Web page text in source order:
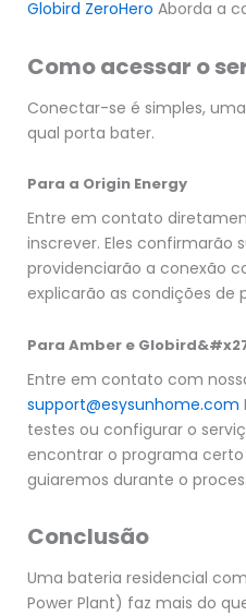
Globird ZeroHero Aborda a
Como acessar o
Conectar-se é simples,
qual porta bater.
Para a Origin Energy
Entre em contato
inscrever. Eles confirmarão
providenciarão a conexão
explicarão as condições
Para Amber e
Entre em contato com
support@esysunhome.com
testes ou configurar o
encontrar o programa
guiaremos durante o
Conclusão
Uma bateria residencial
Power Plant) faz mais do